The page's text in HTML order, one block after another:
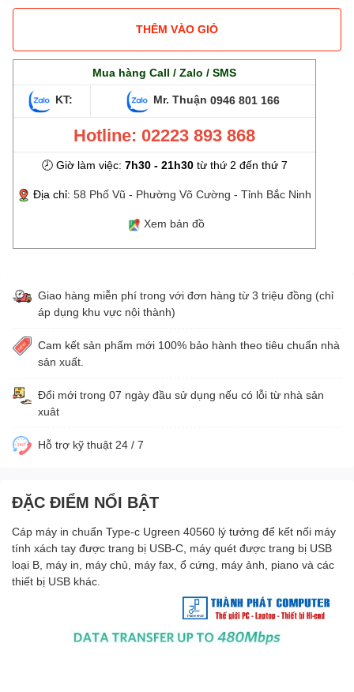
THÊM VÀO GIỎ
Mua hàng Call / Zalo / SMS
KT: Mr. Thuận 0946 801 166
Hotline: 02223 893 868
🕗 Giờ làm việc: 7h30 - 21h30từ thứ 2 đến thứ 7
Địa chỉ: 58 Phố Vũ - Phường Võ Cường - Tỉnh Bắc Ninh
Xem bản đồ
Giao hàng miễn phí trong với đơn hàng từ 3 triệu đồng (chỉ
áp dụng khu vực nội thành)
Cam kết sản phẩm mới 100% bảo hành theo tiêu chuẩn nhà
sản xuất.
Đổi mới trong 07 ngày đầu sử dụng nếu có lỗi từ nhà sản
xuât
Hỗ trợ kỹ thuật 24 / 7
ĐẶC ĐIỂM NỔI BẬT
Cáp máy in chuẩn Type-c Ugreen 40560 lý tưởng để kết nối máy
tính xách tay được trang bị USB-C, máy quét được trang bị USB
loại B, máy in, máy chủ, máy fax, ổ cứng, máy ảnh, piano và các
thiết bị USB khác.